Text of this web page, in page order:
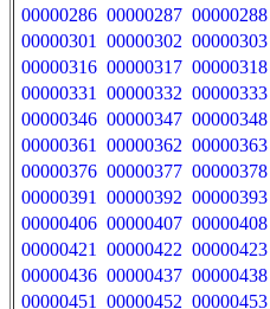
00000286 00000287 00000288
00000301
00000302 00000303
00000316 00000317 00000318
00000331
00000332 00000333
00000346 00000347 00000348
00000361
00000362 00000363
00000376 00000377 00000378
00000391
00000392 00000393
00000406 00000407 00000408
00000421
00000422 00000423
00000436 00000437 00000438
00000451
00000452 00000453